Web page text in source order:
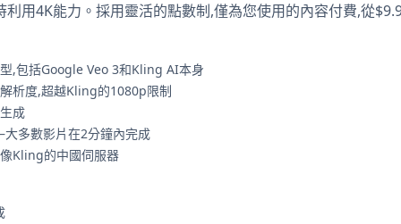
用4K能力。採用靈活的點數制,僅為您使用的內容付費,從
,包括Google Veo 3和Kling AI本身
析度,超越Kling的1080p限制
成
多數影片在2分鐘內完成
Kling的中國伺服器